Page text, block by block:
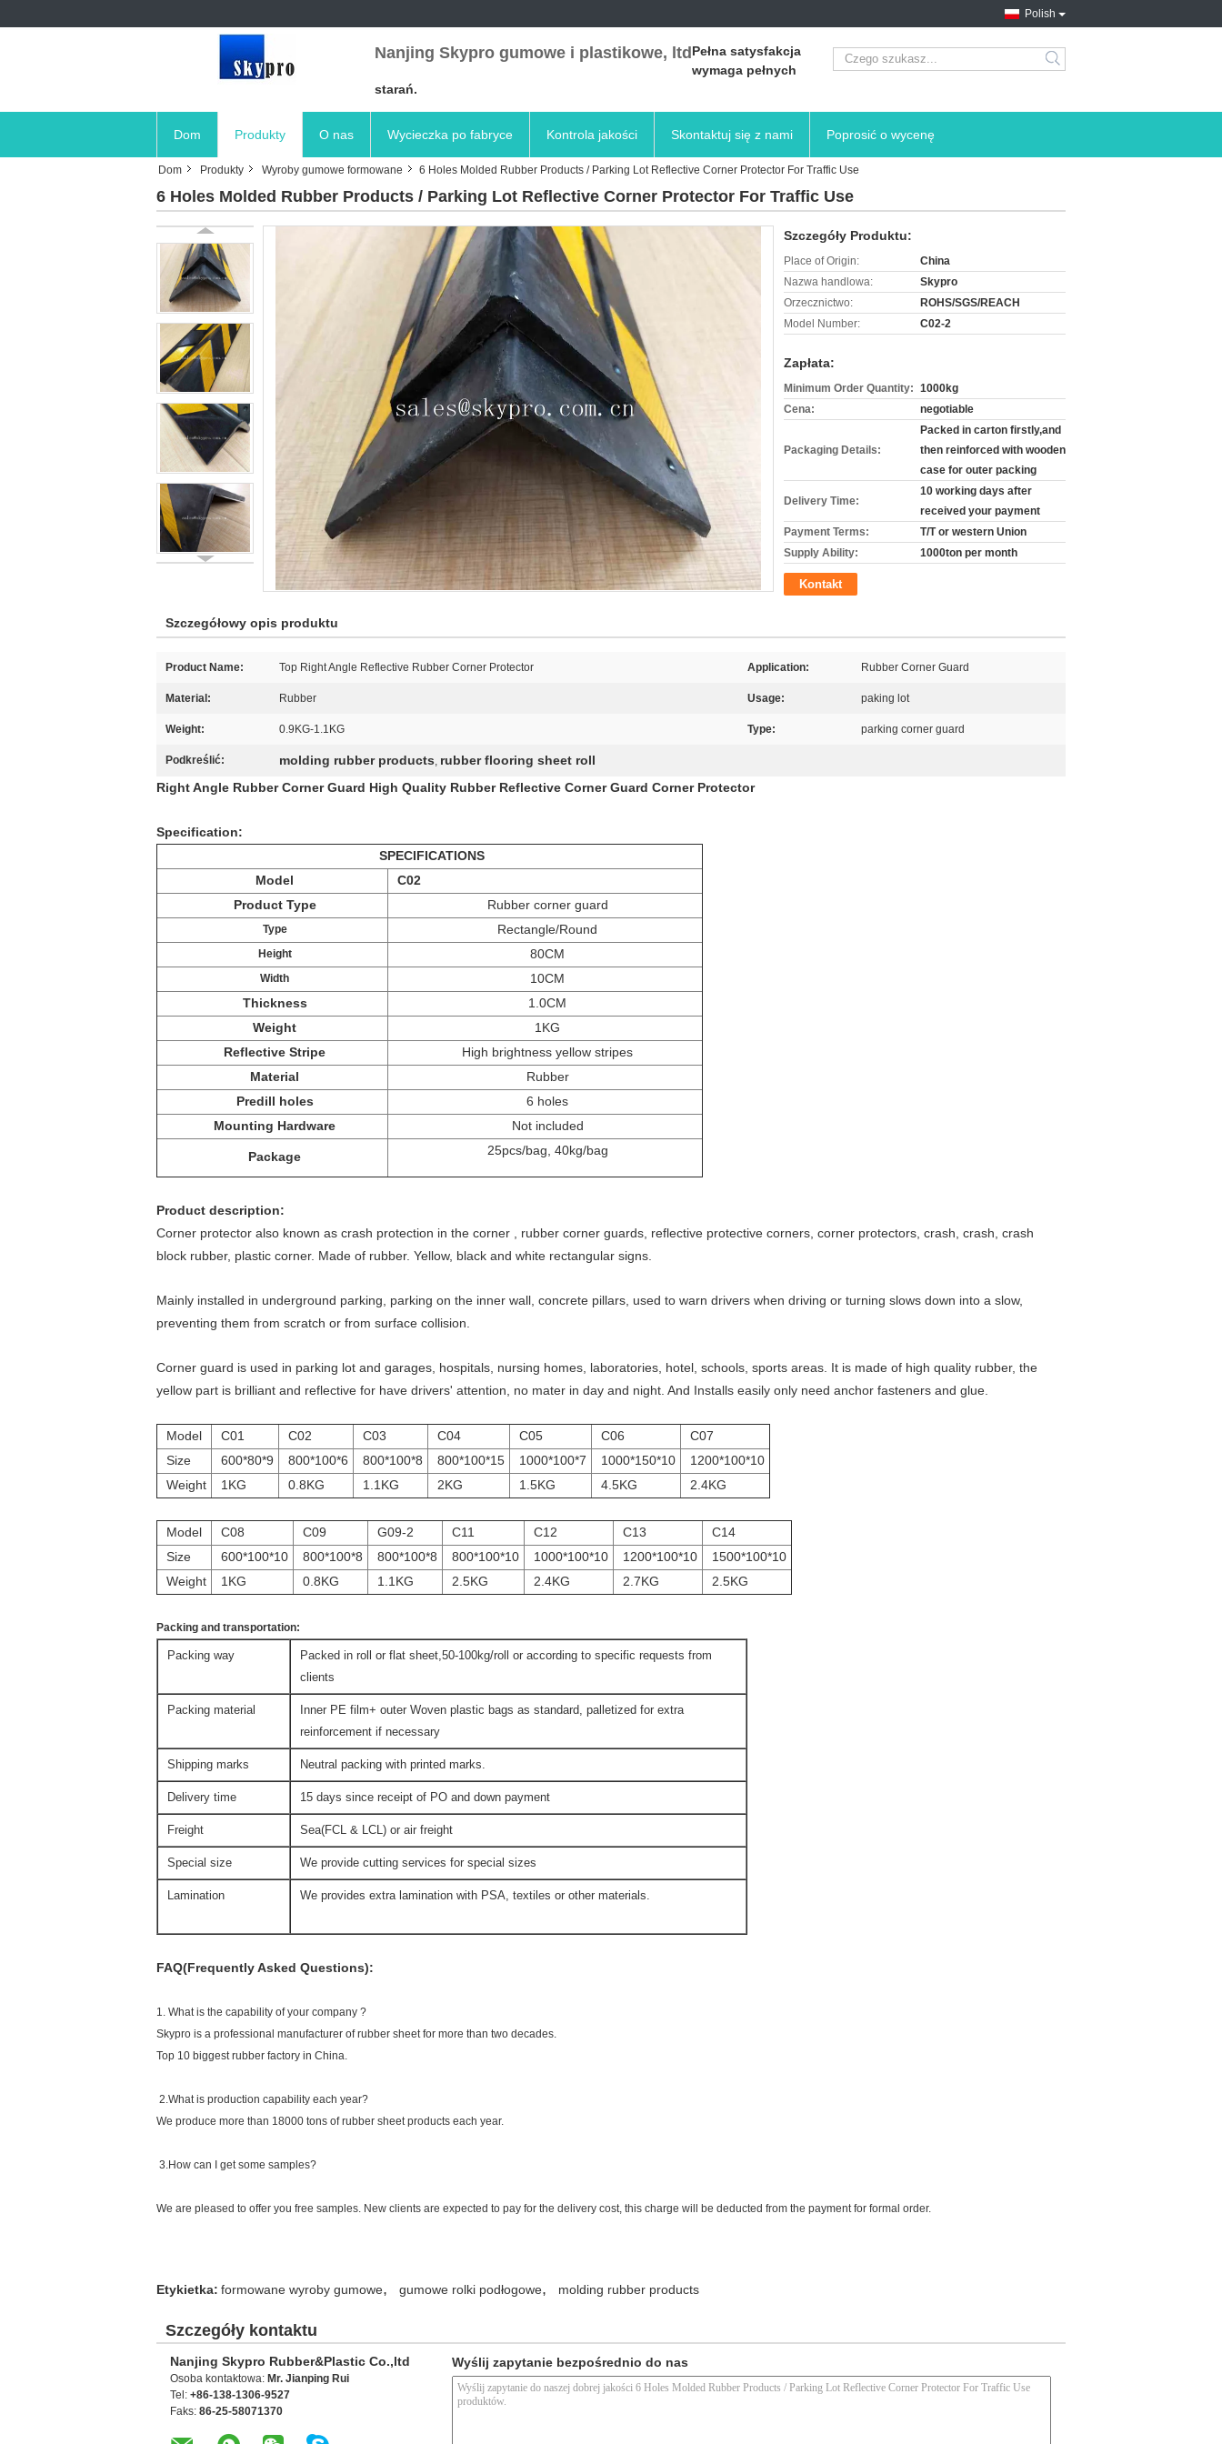
Polish
Nanjing Skypro gumowe i plastikowe, ltd Pełna satysfakcja
wymaga pełnych
starań.
search
Dom Produkty O nas Wycieczka po fabryce Kontrola jakości Skontaktuj się z nami Poprosić o wycenę
Dom Produkty Wyroby gumowe formowane 6 Holes Molded Rubber Products / Parking Lot Reflective Corner Protector For Traffic Use
6 Holes Molded Rubber Products / Parking Lot Reflective Corner Protector For Traffic Use
Szczegóły Produktu:
Place of Origin:
China
Nazwa handlowa:
Skypro
Orzecznictwo:
ROHS/SGS/REACH
Model Number:
C02-2
Zapłata:
Minimum Order Quantity: 1000kg
Cena:
negotiable
Packaging Details:
Packed in carton firstly,and
then reinforced with wooden
case for outer packing
Delivery Time:
10 working days after
received your payment
Payment Terms:
T/T or western Union
Supply Ability:
1000ton per month
Kontakt
Szczegółowy opis produktu
Product Name: Top Right Angle Reflective Rubber Corner Protector Application: Rubber Corner Guard
Material: Rubber Usage: paking lot
Weight: 0.9KG-1.1KG Type: parking corner guard
Podkreślić: molding rubber products, rubber flooring sheet roll
Right Angle Rubber Corner Guard High Quality Rubber Reflective Corner Guard Corner Protector
Specification:
SPECIFICATIONS
Model
C02
Product Type
Rubber corner guard
Type Rectangle/Round
Height 80CM
Width
10CM
Thickness
1.0CM
Weight
1KG
Reflective Stripe
High brightness yellow stripes
Material
Rubber
Predill holes
6 holes
Mounting Hardware
Not included
Package 25pcs/bag, 40kg/bag
Product description:
Corner protector also known as crash protection in the corner , rubber corner guards, reflective protective corners, corner protectors, crash, crash, crash
block rubber, plastic corner. Made of rubber. Yellow, black and white rectangular signs.
Mainly installed in underground parking, parking on the inner wall, concrete pillars, used to warn drivers when driving or turning slows down into a slow,
preventing them from scratch or from surface collision.
Corner guard is used in parking lot and garages, hospitals, nursing homes, laboratories, hotel, schools, sports areas. It is made of high quality rubber, the
yellow part is brilliant and reflective for have drivers' attention, no mater in day and night. And Installs easily only need anchor fasteners and glue.
Model C01 C02 C03 C04 C05 C06
C07
Size
600*80*9 800*100*6 800*100*8 800*100*15 1000*100*7 1000*150*10
1200*100*10
Weight
1KG 0.8KG 1.1KG 2KG 1.5KG 4.5KG 2.4KG
Model C08 C09 G09-2 C11 C12 C13
C14
Size
600*100*10 800*100*8 800*100*8 800*100*10 1000*100*10 1200*100*10
1500*100*10
Weight
1KG 0.8KG 1.1KG 2.5KG 2.4KG 2.7KG 2.5KG
Packing and transportation:
Packing way
Packed in roll or flat sheet,50-100kg/roll or according to specific requests from
clients
Packing material
Inner PE film+ outer Woven plastic bags as standard, palletized for extra
reinforcement if necessary
Shipping marks Neutral packing with printed marks.
Delivery time 15 days since receipt of PO and down payment
Freight Sea(FCL & LCL) or air freight
Special size We provide cutting services for special sizes
Lamination We provides extra lamination with PSA, textiles or other materials.
FAQ(Frequently Asked Questions):
1. What is the capability of your company ?
Skypro is a professional manufacturer of rubber sheet for more than two decades.
Top 10 biggest rubber factory in China.
2.What is production capability each year?
We produce more than 18000 tons of rubber sheet products each year.
3.How can I get some samples?
We are pleased to offer you free samples. New clients are expected to pay for the delivery cost, this charge will be deducted from the payment for formal order.
Etykietka: formowane wyroby gumowe, gumowe rolki podłogowe, molding rubber products
Szczegóły kontaktu
Nanjing Skypro Rubber&Plastic Co.,ltd
Osoba kontaktowa: Mr. Jianping Rui
Tel: +86-138-1306-9527
Faks: 86-25-58071370
Wyślij zapytanie bezpośrednio do nas